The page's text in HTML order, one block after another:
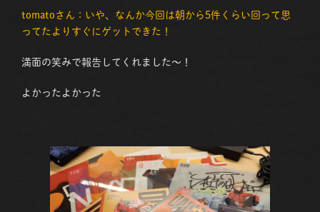
tomatoさん：いや、なんか今回は朝から5件くらい回って思
ってたよりすぐにゲットできた！
満面の笑みで報告してくれました～！
よかったよかった